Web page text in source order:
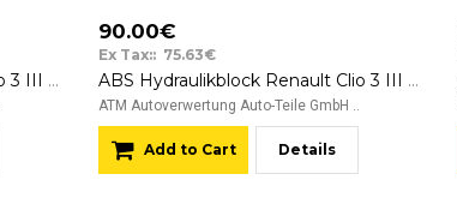
ABS Hydraulikblock Renault Clio 3 III Bosch 0265234800 8201128481
90.00€
Ex Tax:: 75.63€
ABS Hydraulikblock Renault Clio 3 III Bosch 0265234800 8201128481
ATM Autoverwertung Auto-Teile GmbH ..
Add to Cart Details